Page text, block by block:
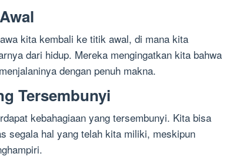
kita kembali ke titik awal, di mana kita
dari hidup. Mereka mengingatkan kita bahwa
dengan penuh makna.
Tersembunyi
kebahagiaan yang tersembunyi. Kita bisa
segala hal yang telah kita miliki, meskipun